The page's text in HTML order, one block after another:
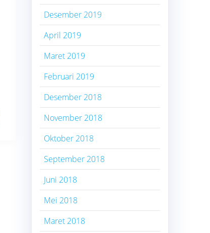
Desember 2019
April 2019
Maret 2019
Februari 2019
Desember 2018
November 2018
Oktober 2018
September 2018
Juni 2018
Mei 2018
Maret 2018